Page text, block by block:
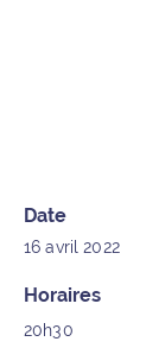
Date
16 avril 2022
Horaires
20h30